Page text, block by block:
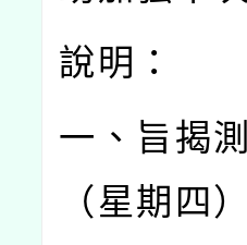
說明：
一、旨揭
（星期四